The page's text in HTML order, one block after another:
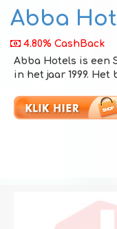
Abba
4.80% CashBack
Abba Hotels is een
in het jaar 1999. Het